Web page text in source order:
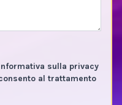
sulla privacy
al trattamento